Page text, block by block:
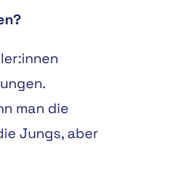
man die
Jungs, aber